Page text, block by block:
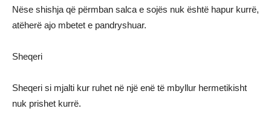
Nëse shishja që përmban salca e sojës nuk është hapur kurrë,
atëherë ajo mbetet e pandryshuar.
Sheqeri
Sheqeri si mjalti kur ruhet në një enë të mbyllur hermetikisht
nuk prishet kurrë.